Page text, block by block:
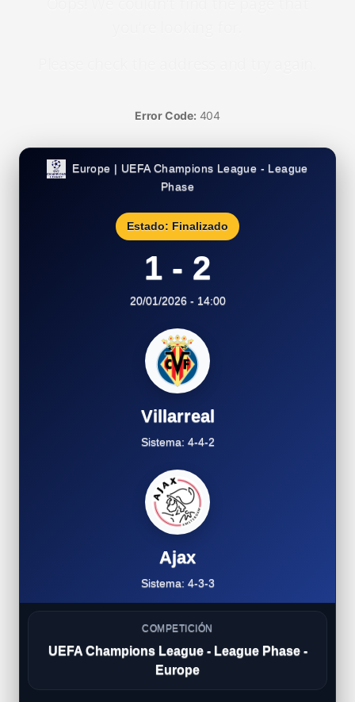
Error Code: 404
Europe | UEFA Champions League - League
Phase
Villarreal
Sistema: 4-4-2
Estado: Finalizado
1 - 2
20/01/2026 - 14:00
Ajax
Sistema: 4-3-3
COMPETICIÓN
UEFA Champions League - League Phase -
Europe